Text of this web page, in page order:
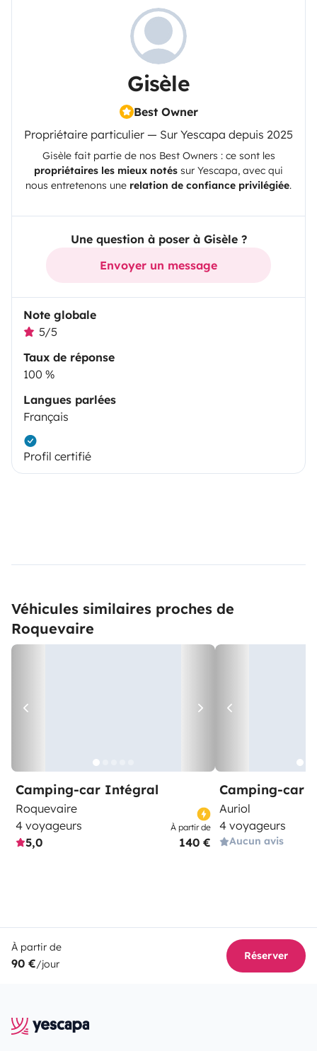
Gisèle
Best Owner
Propriétaire particulier — Sur Yescapa depuis 2025
Gisèlefait partie de nos Best Owners : ce sont les
propriétaires les mieux notés sur Yescapa, avec qui
nous entretenons une relation de confiance privilégiée.
Une question à poser à Gisèle ?
Envoyer un message
Note globale
5/5
Taux de réponse
100 %
Langues parlées
Français
Profil certifié
Véhicules similaires proches de
Roquevaire
Camping-car Intégral
Roquevaire
4 voyageurs
5,0
À partir de
140 €
Camping-car
Auriol
4 voyageurs
Aucun avis
À partir de
90 €/jour
Réserver